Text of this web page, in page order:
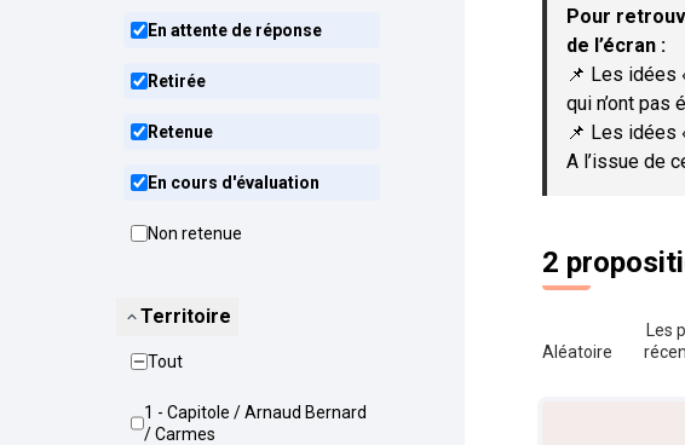
En attente de réponse
Retirée
Retenue
En cours d'évaluation
Non retenue
Territoire
Tout
1 - Capitole / Arnaud Bernard
/ Carmes
Pour
de l’écran :
📌 Les idées
qui n’ont
📌 Les idées
A l’issue de
2
Aléatoire
Les